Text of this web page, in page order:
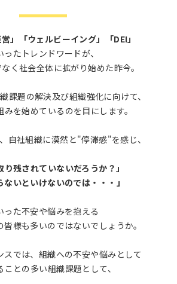
営」「ウェルビーイング」「DEI」
ったトレンドワードが、
く社会全体に拡がり始めた昨今。
課題の解決及び組織強化に向けて、
みを始めているのを目にします。
自社組織に漠然と"停滞感"を感じ、
り残されていないだろうか？」
ないといけないのでは・・・」
った不安や悩みを抱える
様も多いのではないでしょうか。
スでは、組織への不安や悩みとして
ことの多い組織課題として、